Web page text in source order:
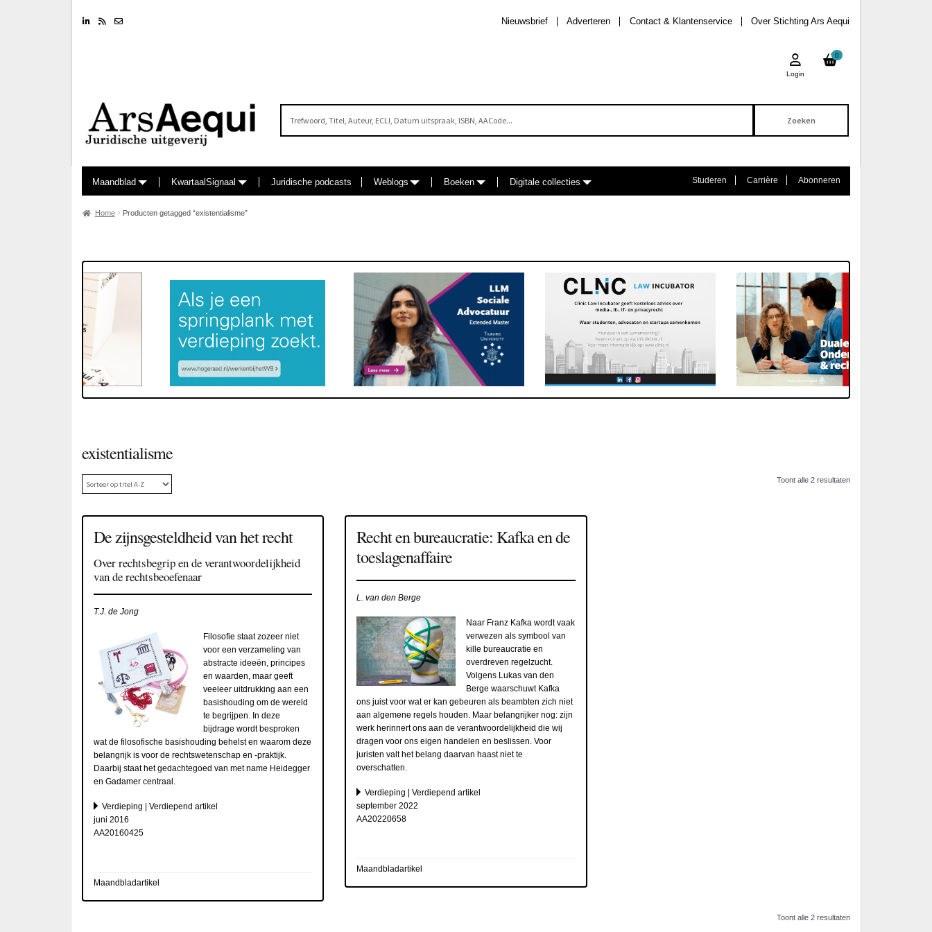
LinkedinRSS feed Over Stichting Ars Aequi
Contact & Klantenservice
Adverteren
Nieuwsbrief
0
Login
Maandblad KwartaalSignaal Juridische podcasts Weblogs Boeken Digitale collecties Studeren Carrière Abonneren
Home Producten getagged “existentialisme”
existentialisme
Toont alle 2 resultaten
De zijnsgesteldheid van het recht
Over rechtsbegrip en de verantwoordelijkheid
van de rechtsbeoefenaar
T.J. de Jong
Filosofie staat zozeer niet
voor een verzameling van
abstracte ideeën, principes
en waarden, maar geeft
veeleer uitdrukking aan een
basishouding om de wereld
te begrijpen. In deze
bijdrage wordt besproken
wat de filosofische basishouding behelst en waarom deze
belangrijk is voor de rechtswetenschap en -praktijk.
Daarbij staat het gedachtegoed van met name Heidegger
en Gadamer centraal.
Verdieping | Verdiepend artikel
juni 2016
AA20160425
Maandbladartikel
Recht en bureaucratie: Kafka en de
toeslagenaffaire
L. van den Berge
Naar Franz Kafka wordt vaak
verwezen als symbool van
kille bureaucratie en
overdreven regelzucht.
Volgens Lukas van den
Berge waarschuwt Kafka
ons juist voor wat er kan gebeuren als beambten zich niet
aan algemene regels houden. Maar belangrijker nog: zijn
werk herinnert ons aan de verantwoordelijkheid die wij
dragen voor ons eigen handelen en beslissen. Voor
juristen valt het belang daarvan haast niet te
overschatten.
Verdieping | Verdiepend artikel
september 2022
AA20220658
Maandbladartikel
Toont alle 2 resultaten